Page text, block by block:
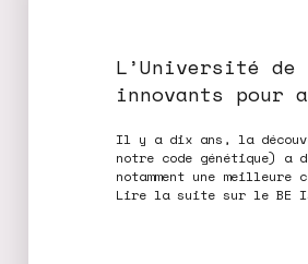
L’Université
innovants pour
Il y a dix ans, la
notre code génétique) a
notamment une meilleure
Lire la suite sur le BE